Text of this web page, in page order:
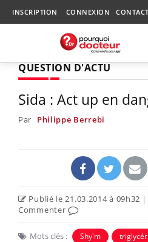
INSCRIPTION CONNEXION CONTACT
QUESTION D'ACTU
Sida : Act up en
Par Philippe Berrebi
Publié le 21.03.2014 à 09h32 |
Commenter
Mots clés : Shy'm